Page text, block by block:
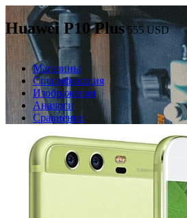
Huawei P10 Plus 555 USD
Магазины
Спецификация
Изображения
Аналоги
Сравнение